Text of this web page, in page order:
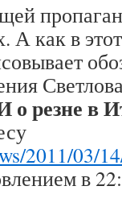
А как в
резне в
2011/03/
в